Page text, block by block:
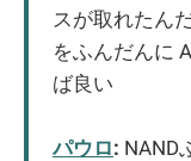
スが取れたん
をふんだんに
ば良い
パウロ: NAND